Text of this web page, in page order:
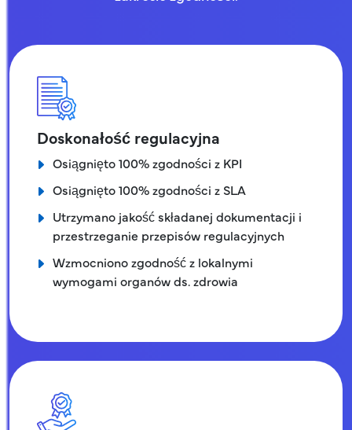
Doskonałość regulacyjna
Osiągnięto 100% zgodności z KPI
Osiągnięto 100% zgodności z SLA
Utrzymano jakość składanej dokumentacji i
przestrzeganie przepisów regulacyjnych
Wzmocniono zgodność z lokalnymi
wymogami organów ds. zdrowia